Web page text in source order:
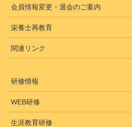
会員情報変更・退会のご案内
栄養士再教育
関連リンク
研修情報
WEB研修
生涯教育研修